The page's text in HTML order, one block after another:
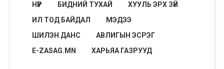
НҮҮР БИДНИЙ ТУХАЙ
ХУУЛЬ ЭРХ ЗҮЙ
ИЛ ТОД БАЙДАЛ
МЭДЭЭ
ШИЛЭН ДАНС
АВЛИГЫН ЭСРЭГ
E-ZASAG.MN
ХАРЬЯА ГАЗРУУД